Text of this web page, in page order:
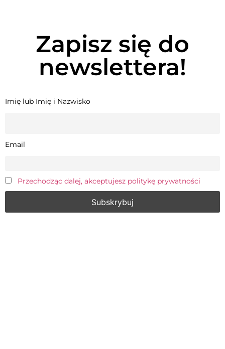
Zapisz się do
newslettera!
Imię lub Imię i Nazwisko
Email
Przechodząc dalej, akceptujesz politykę prywatności